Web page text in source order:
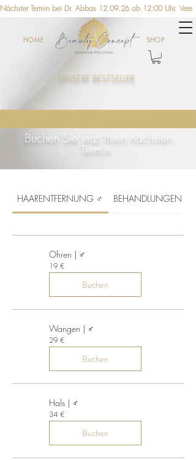
Nächster Termin bei Dr. Abbas 12.09.26 ab 12:00 Uhr.
UNSERE BESTSELLER
HOME SHOP
Buchen Sie jetzt Ihren nächsten
Termin
HAARENTFERNUNG ♂ BEHANDLUNGEN ♂
Ohren | ♂
19
Euro
19 €
Buchen
Wangen | ♂
29
Euro
29 €
Buchen
Hals | ♂
34
Euro
34 €
Buchen